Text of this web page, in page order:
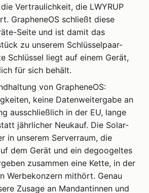
Vertraulichkeit, die LWYRUP
GrapheneOS schließt diese
Seite und ist damit das
zu unserem Schlüsselpaar-
Schlüssel liegt auf einem Gerät,
für sich behält.
von GrapheneOS:
keine Datenweitergabe an
ausschließlich in der EU, lange
jährlicher Neukauf. Die Solar-
in unserem Serverraum, die
dem Gerät und ein degoogeltes
zusammen eine Kette, in der
Werbekonzern mithört. Genau
Zusage an Mandantinnen und